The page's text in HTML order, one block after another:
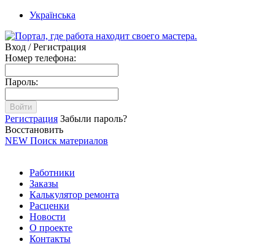
Українська
Вход / Регистрация
Номер телефона:
Пароль:
Войти
Регистрация Забыли пароль?
Восстановить
NEW Поиск материалов
Работники
Заказы
Калькулятор ремонта
Расценки
Новости
О проекте
Контакты